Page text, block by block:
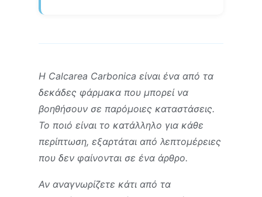
Η Calcarea Carbonica είναι ένα από τα
δεκάδες φάρμακα που μπορεί να
βοηθήσουν σε παρόμοιες καταστάσεις.
Το ποιό είναι το κατάλληλο για κάθε
περίπτωση, εξαρτάται από λεπτομέρειες
που δεν φαίνονται σε ένα άρθρο.
Αν αναγνωρίζετε κάτι από τα